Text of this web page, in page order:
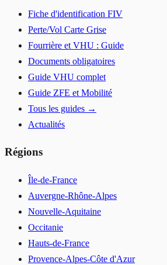
Fiche d'identification FIV
Perte/Vol Carte Grise
Fourrière et VHU : Guide
Documents obligatoires
Guide VHU complet
Guide ZFE et Mobilité
Tous les guides →
Actualités
Régions
Île-de-France
Auvergne-Rhône-Alpes
Nouvelle-Aquitaine
Occitanie
Hauts-de-France
Provence-Alpes-Côte d'Azur